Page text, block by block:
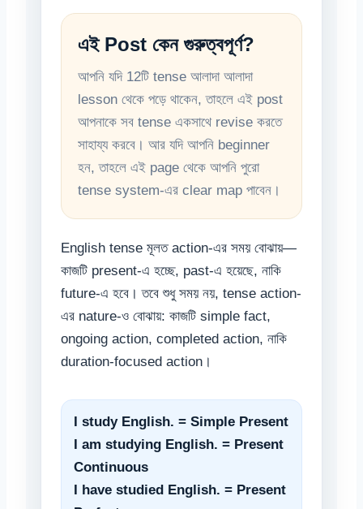
এই Post কেন গুরুত্বপূর্ণ?
আপনি যদি 12টি tense আলাদা আলাদা
lesson থেকে পড়ে থাকেন, তাহলে এই post
আপনাকে সব tense একসাথে revise করতে
সাহায্য করবে। আর যদি আপনি beginner
হন, তাহলে এই page থেকে আপনি পুরো
tense system-এর clear map পাবেন।
English tense মূলত action-এর সময় বোঝায়—
কাজটি present-এ হচ্ছে, past-এ হয়েছে, নাকি
future-এ হবে। তবে শুধু সময় নয়, tense action-
এর nature-ও বোঝায়: কাজটি simple fact,
ongoing action, completed action, নাকি
duration-focused action।
I study English. = Simple Present
I am studying English. = Present
Continuous
I have studied English. = Present